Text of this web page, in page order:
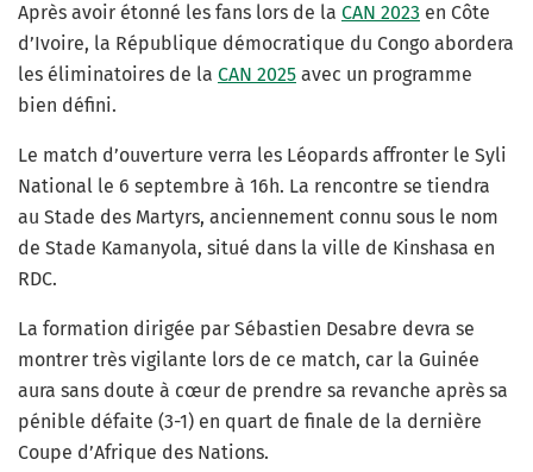
Après avoir étonné les fans lors de la CAN 2023 en Côte
d’Ivoire, la République démocratique du Congo abordera
les éliminatoires de la CAN 2025 avec un programme
bien défini.
Le match d’ouverture verra les Léopards affronter le Syli
National le 6 septembre à 16h. La rencontre se tiendra
au Stade des Martyrs, anciennement connu sous le nom
de Stade Kamanyola, situé dans la ville de Kinshasa en
RDC.
La formation dirigée par Sébastien Desabre devra se
montrer très vigilante lors de ce match, car la Guinée
aura sans doute à cœur de prendre sa revanche après sa
pénible défaite (3-1) en quart de finale de la dernière
Coupe d’Afrique des Nations.